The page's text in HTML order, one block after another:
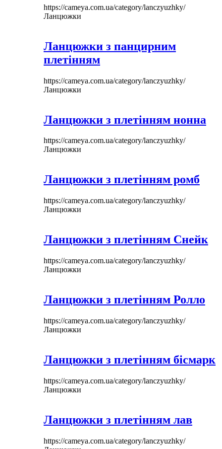
https://cameya.com.ua/category/lanczyuzhky/
Ланцюжки
Ланцюжки з панцирним
плетінням
https://cameya.com.ua/category/lanczyuzhky/
Ланцюжки
Ланцюжки з плетінням нонна
https://cameya.com.ua/category/lanczyuzhky/
Ланцюжки
Ланцюжки з плетінням ромб
https://cameya.com.ua/category/lanczyuzhky/
Ланцюжки
Ланцюжки з плетінням Снейк
https://cameya.com.ua/category/lanczyuzhky/
Ланцюжки
Ланцюжки з плетінням Ролло
https://cameya.com.ua/category/lanczyuzhky/
Ланцюжки
Ланцюжки з плетінням бісмарк
https://cameya.com.ua/category/lanczyuzhky/
Ланцюжки
Ланцюжки з плетінням лав
https://cameya.com.ua/category/lanczyuzhky/